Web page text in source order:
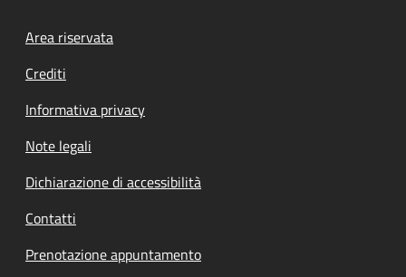
Footer menu
Area riservata
Crediti
Informativa privacy
Note legali
Dichiarazione di accessibilità
Contatti
Prenotazione appuntamento